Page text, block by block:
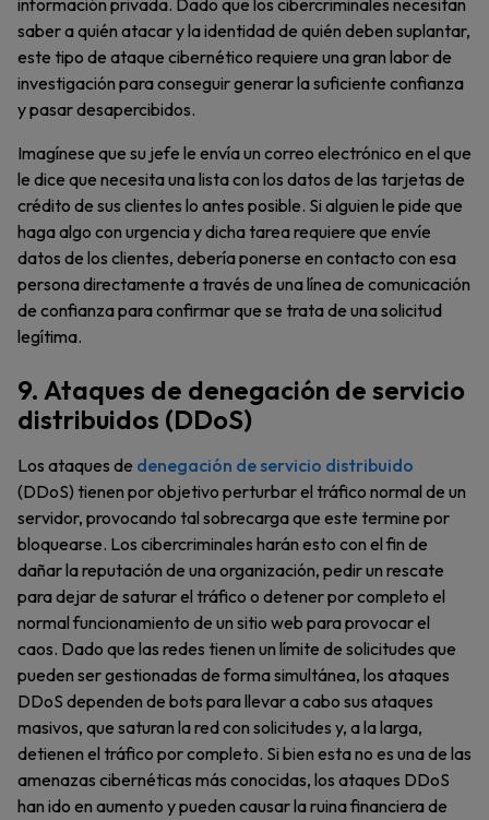
información privada. Dado que los cibercriminales necesitan
saber a quién atacar y la identidad de quién deben suplantar,
este tipo de ataque cibernético requiere una gran labor de
investigación para conseguir generar la suficiente confianza
y pasar desapercibidos.
Imagínese que su jefe le envía un correo electrónico en el que
le dice que necesita una lista con los datos de las tarjetas de
crédito de sus clientes lo antes posible. Si alguien le pide que
haga algo con urgencia y dicha tarea requiere que envíe
datos de los clientes, debería ponerse en contacto con esa
persona directamente a través de una línea de comunicación
de confianza para confirmar que se trata de una solicitud
legítima.
9. Ataques de denegación de servicio
distribuidos (DDoS)
Los ataques de denegación de servicio distribuido
(DDoS) tienen por objetivo perturbar el tráfico normal de un
servidor, provocando tal sobrecarga que este termine por
bloquearse. Los cibercriminales harán esto con el fin de
dañar la reputación de una organización, pedir un rescate
para dejar de saturar el tráfico o detener por completo el
normal funcionamiento de un sitio web para provocar el
caos. Dado que las redes tienen un límite de solicitudes que
pueden ser gestionadas de forma simultánea, los ataques
DDoS dependen de bots para llevar a cabo sus ataques
masivos, que saturan la red con solicitudes y, a la larga,
detienen el tráfico por completo. Si bien esta no es una de las
amenazas cibernéticas más conocidas, los ataques DDoS
han ido en aumento y pueden causar la ruina financiera de